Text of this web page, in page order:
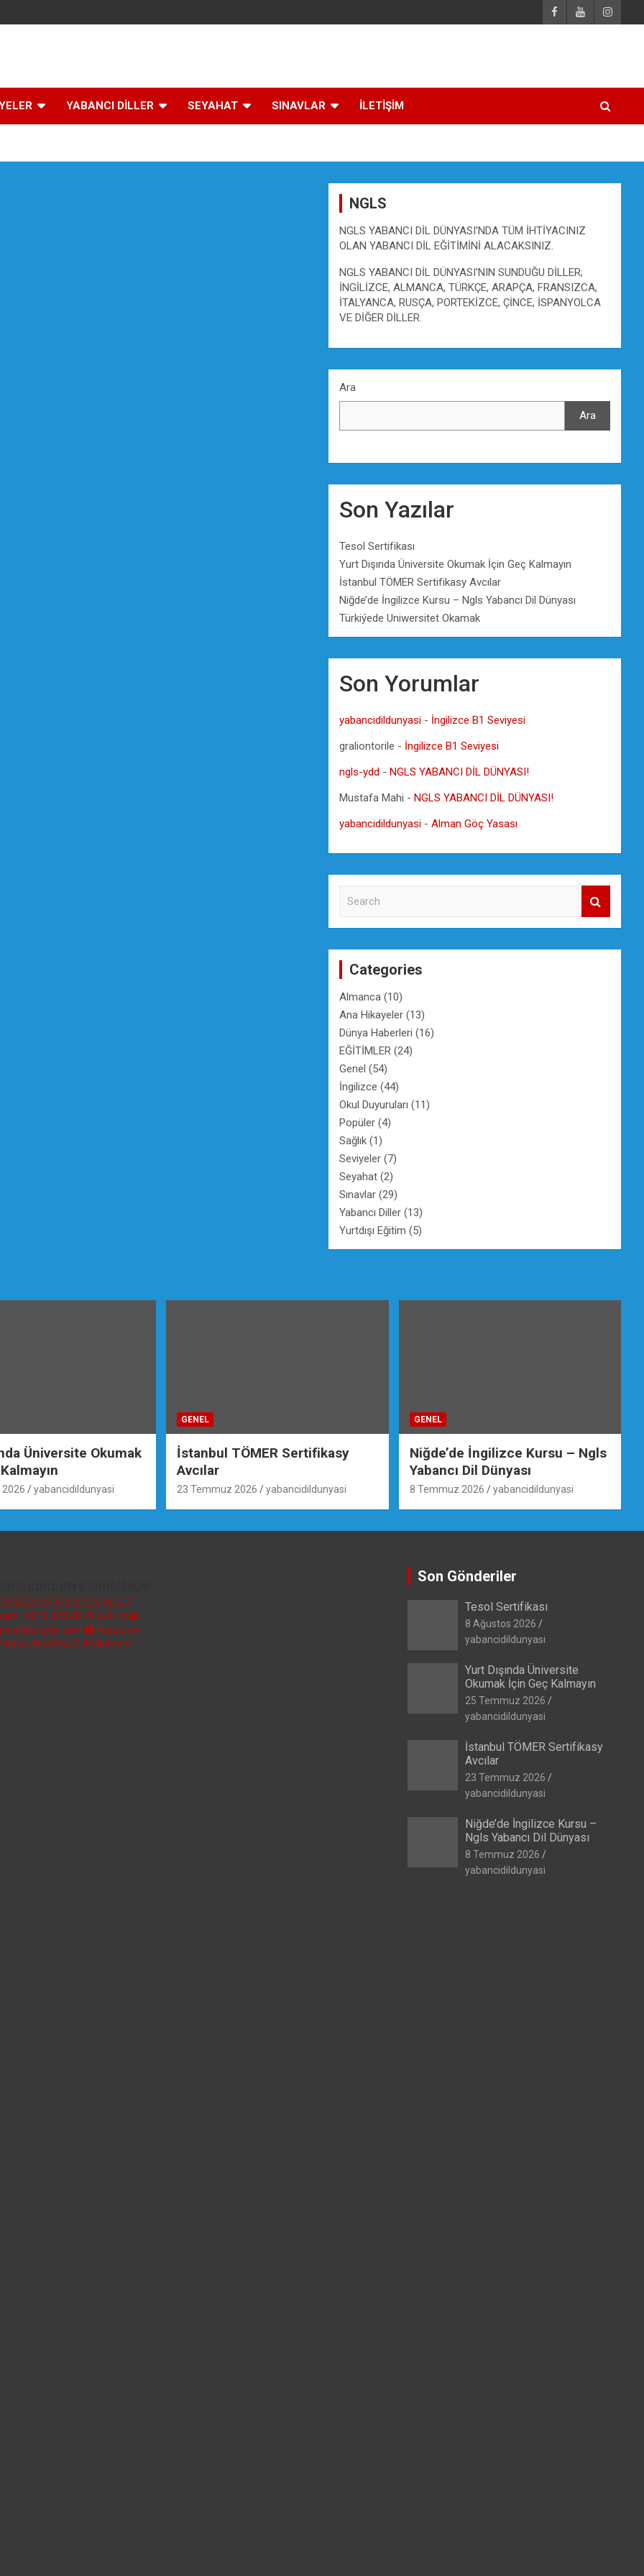
YABANCI DİLLER SEYAHAT SINAVLAR İLETİŞİM
NGLS
NGLS YABANCI DİL DÜNYASI'NDA TÜM İHTİYACINIZ
OLAN YABANCI DİL EĞİTİMİNİ ALACAKSINIZ.
NGLS YABANCI DİL DÜNYASI'NIN SUNDUĞU DİLLER;
İNGİLİZCE, ALMANCA, TÜRKÇE, ARAPÇA, FRANSIZCA,
İTALYANCA, RUSÇA, PORTEKİZCE, ÇİNCE, İSPANYOLCA
VE DİĞER DİLLER.
Ara
Ara
Son Yazılar
Tesol Sertifikası
Yurt Dışında Üniversite Okumak İçin Geç Kalmayın
İstanbul TÖMER Sertifikasy Avcılar
Niğde’de İngilizce Kursu – Ngls Yabancı Dil Dünyası
Türkiýede Uniwersitet Okamak
Son Yorumlar
yabancidildunyasi - İngilizce B1 Seviyesi
graliontorile - İngilizce B1 Seviyesi
ngls-ydd -NGLS YABANCI DİL DÜNYASI!
Mustafa Mahi -NGLS YABANCI DİL DÜNYASI!
yabancidildunyasi -Alman Göç Yasası
c
Categories
Almanca (10)
Ana Hikayeler (13)
Dünya Haberleri (16)
EĞİTİMLER (24)
Genel (54)
İngilizce (44)
Okul Duyuruları (11)
Popüler (4)
Sağlık (1)
Seviyeler (7)
Seyahat (2)
Sınavlar (29)
Yabancı Diller (13)
Yurtdışı Eğitim (5)
Üniversite Okumak
yabancidildunyasi
GENEL
İstanbul TÖMER Sertifikasy
Avcılar
23 Temmuz 2026 yabancidildunyasi
GENEL
Niğde’de İngilizce Kursu – Ngls
Yabancı Dil Dünyası
8 Temmuz 2026 yabancidildunyasi
: 0216 370 20 70 📧 E-mail:
🏫 Feyzullah
Sk. No:8 Kat:3-4 Maltepe/
Son Gönderiler
Tesol Sertifikası
8 Ağustos 2026
yabancidildunyasi
Yurt Dışında Üniversite
Okumak İçin Geç Kalmayın
25 Temmuz 2026
yabancidildunyasi
İstanbul TÖMER Sertifikasy
Avcılar
23 Temmuz 2026
yabancidildunyasi
Niğde’de İngilizce Kursu –
Ngls Yabancı Dil Dünyası
8 Temmuz 2026
yabancidildunyasi